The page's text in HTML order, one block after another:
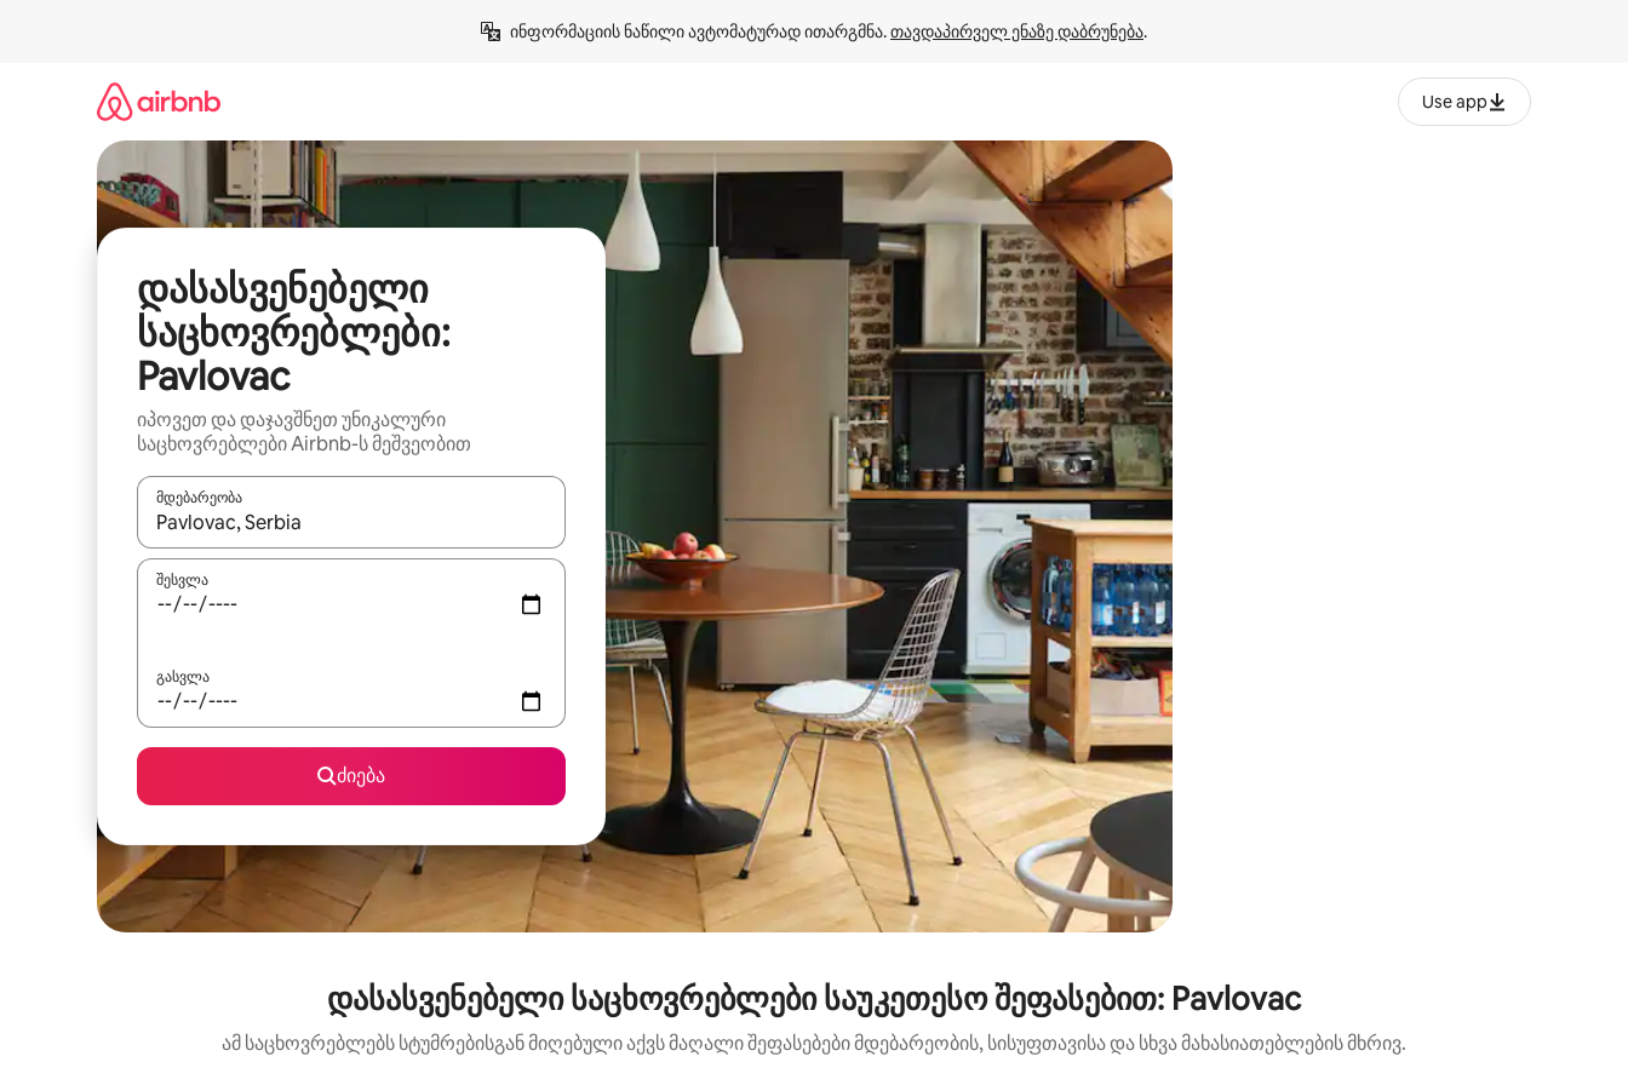
ინფორმაციის ნაწილი ავტომატურად ითარგმნა. თავდაპირველ ენაზე დაბრუნება.
Use app
დასასვენებელი
საცხოვრებლები:
Pavlovac
იპოვეთ და დაჯავშნეთ უნიკალური
საცხოვრებლები Airbnb-ს მეშვეობით
მდებარეობა
როცა შედეგები ხელმისაწვდომი გახდება, ნავიგაციისთვის გამოიყენეთ კლავიშები ზემოთ/ქვემოთ მიმართული ისრებით ან შეხებისა თუ თითის გასმის ჟესტები.
შესვლა
გასვლა
ძიება
დასასვენებელი საცხოვრებლები საუკეთესო შეფასებით: Pavlovac
ამ საცხოვრებლებს სტუმრებისგან მიღებული აქვს მაღალი შეფასებები მდებარეობის, სისუფთავისა და სხვა მახასიათებლების მხრივ.